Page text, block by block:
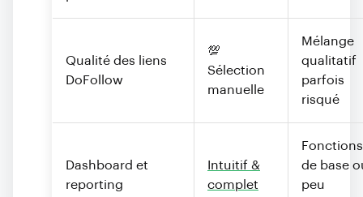
Qualité des liens
DoFollow
💯
Sélection
manuelle
Mélange
qualitatif
parfois
risqué
Dashboard et
reporting
Intuitif &
complet
Fonctions
de base
peu